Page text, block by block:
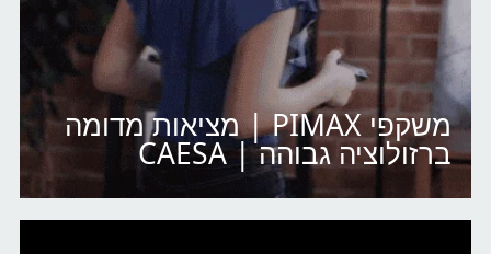
משקפי PIMAX | מציאות מדומה
ברזולוציה גבוהה | CAESA